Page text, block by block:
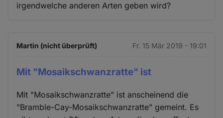
irgendwelche anderen Arten geben wird?
Martin (nicht überprüft) Fr. 15 Mär 2019 - 19:01
Mit "Mosaikschwanzratte" ist
Mit "Mosaikschwanzratte" ist anscheinend die
"Bramble-Cay-Mosaikschwanzratte" gemeint. Es